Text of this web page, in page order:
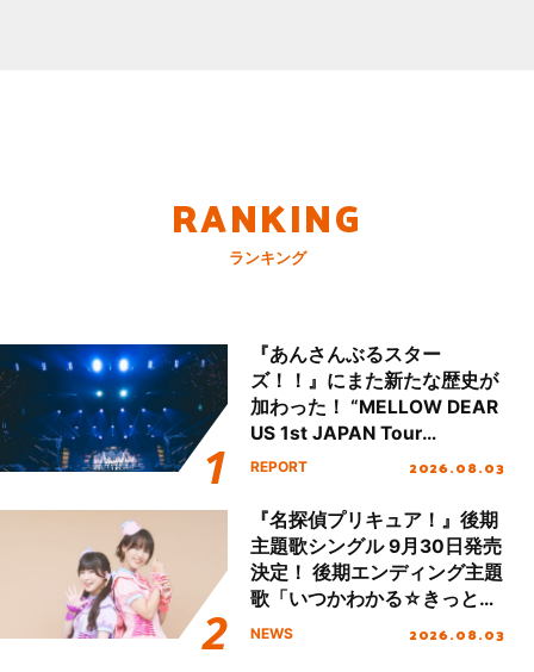
RANKING
ランキング
『あんさんぶるスター
ズ！！』にまた新たな歴史が
加わった！ “MELLOW DEAR
US 1st JAPAN Tour
Final「NICE to meet YOU
ート!!
REPORT 2026.08.03
『名探偵プリキュア！』後期
主題歌シングル 9月30日発売
決定！ 後期エンディング主題
歌「いつかわかる☆きっとあ
える」TVサイズ先行配信開
NEWS 2026.08.03